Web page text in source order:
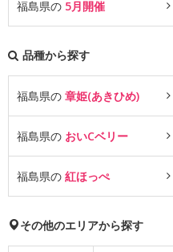
福島県の 5月開催
品種から探す
福島県の 章姫(あきひめ)
福島県の おいCベリー
福島県の 紅ほっぺ
その他のエリアから探す